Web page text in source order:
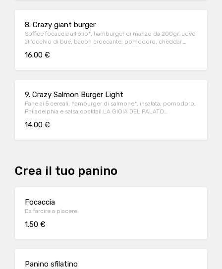
8. Crazy giant burger
Soffice focaccia all’olio*, hamburger di manzo da 200gr, uovo
all’occhio di bue, bacon croccante, pomodoro, cheddar,
16.00 €
9. Crazy Salmon Burger Light
Pane ai 5 cereali, hamburger di salmone*, insalata, pomodoro,
Philadelphia e salsa cocktail.LA GIOIA DEL PALATO
14.00 €
Crea il tuo panino
Focaccia
Da farcire a piacere
1.50 €
Panino sfilatino